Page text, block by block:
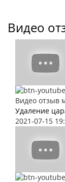
Видео
Видео отзыв
Удаление
2021-07-15